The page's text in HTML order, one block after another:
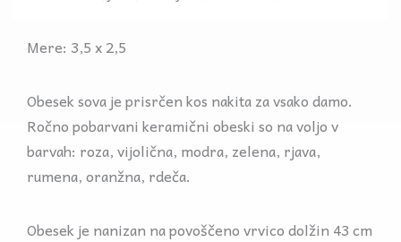
Mere: 3,5 x 2,5
Obesek sova je prisrčen kos nakita za vsako damo.
Ročno pobarvani keramični obeski so na voljo v
barvah: roza, vijolična, modra, zelena, rjava,
rumena, oranžna, rdeča.
Obesek je nanizan na povoščeno vrvico dolžin 43 cm